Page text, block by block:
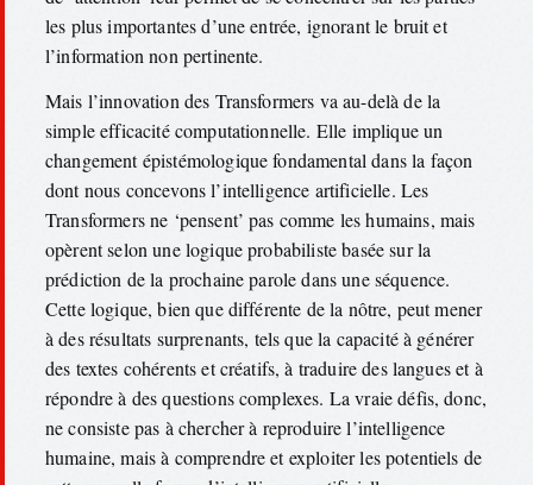
les plus importantes d’une entrée, ignorant le bruit et
l’information non pertinente.
Mais l’innovation des Transformers va au-delà de la
simple efficacité computationnelle. Elle implique un
changement épistémologique fondamental dans la façon
dont nous concevons l’intelligence artificielle. Les
Transformers ne ‘pensent’ pas comme les humains, mais
opèrent selon une logique probabiliste basée sur la
prédiction de la prochaine parole dans une séquence.
Cette logique, bien que différente de la nôtre, peut mener
à des résultats surprenants, tels que la capacité à générer
des textes cohérents et créatifs, à traduire des langues et à
répondre à des questions complexes. La vraie défis, donc,
ne consiste pas à chercher à reproduire l’intelligence
humaine, mais à comprendre et exploiter les potentiels de